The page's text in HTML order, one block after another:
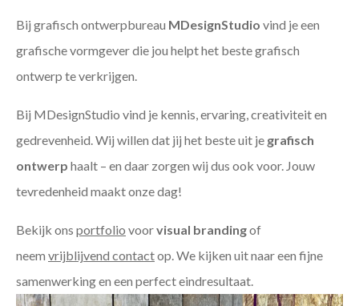
Bij grafisch ontwerpbureau MDesignStudio vind je een
grafische vormgever die jou helpt het beste grafisch
ontwerp te verkrijgen.
Bij MDesignStudio vind je kennis, ervaring, creativiteit en
gedrevenheid. Wij willen dat jij het beste uit je grafisch
ontwerp haalt – en daar zorgen wij dus ook voor. Jouw
tevredenheid maakt onze dag!
Bekijk ons portfolio voorvisual brandingof
neem vrijblijvend contactop. We kijken uit naar een fijne
samenwerking en een perfect eindresultaat.